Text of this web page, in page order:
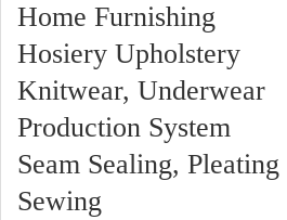
Home Furnishing
Hosiery Upholstery
Knitwear, Underwear
Production System
Seam Sealing, Pleating
Sewing